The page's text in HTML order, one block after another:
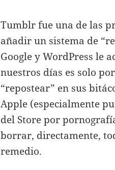
Tumblr fue una de las
añadir un sistema de
Google y WordPress le
nuestros días es solo
“repostear” en sus
Apple (especialmente
del Store por
borrar, directamente,
remedio.